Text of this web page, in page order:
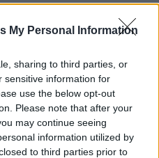
My Personal Information
sharing to third parties, or
sensitive information for
use the below opt-out
Please note that after your
may continue seeing
information utilized by
to third parties prior to
Πράγα, Τσεχία